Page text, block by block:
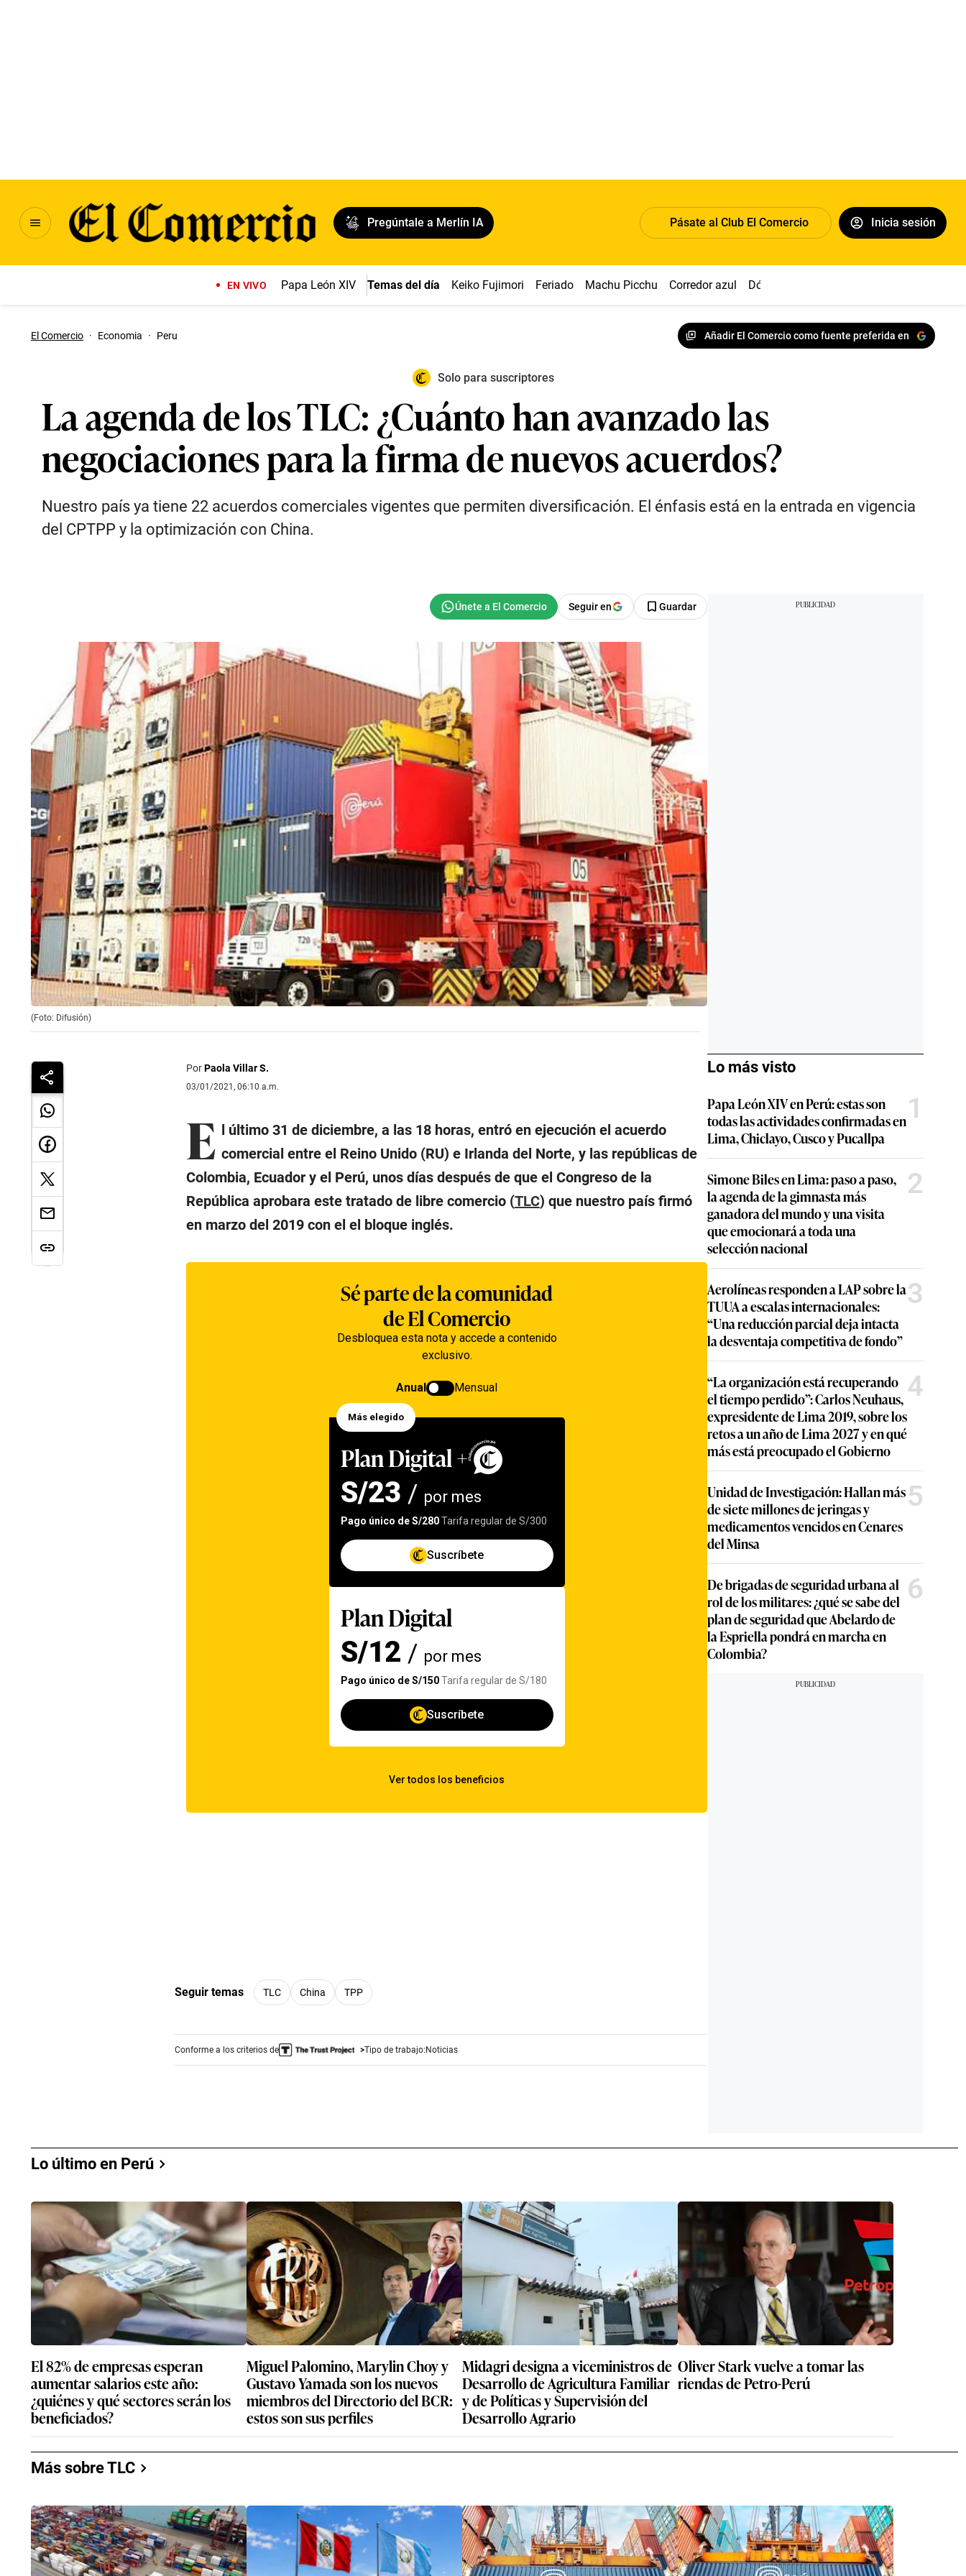
Pregúntale a Merlín IA Pásate al Club El Comercio Inicia sesión
EN VIVO Papa León XIV Temas del día Keiko Fujimori Feriado Machu Picchu Corredor azul Dólar
El Comercio · Economia · Peru Añadir El Comercio como fuente preferida en
Solo para suscriptores
La agenda de los TLC: ¿Cuánto han avanzado las
negociaciones para la firma de nuevos acuerdos?
Nuestro país ya tiene 22 acuerdos comerciales vigentes que permiten diversificación. El énfasis está en la entrada en vigencia
del CPTPP y la optimización con China.
Seguir en Guardar
(Foto: Difusión)
PorPaola Villar S.
03/01/2021, 06:10 a.m.
E l último 31 de diciembre, a las 18 horas, entró en ejecución el acuerdo
comercial entre el Reino Unido (RU) e Irlanda del Norte, y las repúblicas de
Colombia, Ecuador y el Perú, unos días después de que el Congreso de la
República aprobara este tratado de libre comercio (TLC) que nuestro país firmó
en marzo del 2019 con el el bloque inglés.
Seguir temas TLC China TPP
Conforme a los criterios de Tipo de trabajo: Noticias
Lo más visto
Papa León XIV en Perú: estas son
todas las actividades confirmadas en
Lima, Chiclayo, Cusco y Pucallpa
1
Simone Biles en Lima: paso a paso,
la agenda de la gimnasta más
ganadora del mundo y una visita
que emocionará a toda una
selección nacional
2
Aerolíneas responden a LAP sobre la
TUUA a escalas internacionales:
“Una reducción parcial deja intacta
la desventaja competitiva de fondo”
3
“La organización está recuperando
el tiempo perdido”: Carlos Neuhaus,
expresidente de Lima 2019, sobre los
retos a un año de Lima 2027 y en qué
más está preocupado el Gobierno
4
Unidad de Investigación: Hallan más
de siete millones de jeringas y
medicamentos vencidos en Cenares
del Minsa
5
De brigadas de seguridad urbana al
rol de los militares: ¿qué se sabe del
plan de seguridad que Abelardo de
la Espriella pondrá en marcha en
Colombia?
6
Lo último en Perú
El 82% de empresas esperan
aumentar salarios este año:
¿quiénes y qué sectores serán los
beneficiados?
Miguel Palomino, Marylin Choy y
Gustavo Yamada son los nuevos
miembros del Directorio del BCR:
estos son sus perfiles
Midagri designa a viceministros de
Desarrollo de Agricultura Familiar
y de Políticas y Supervisión del
Desarrollo Agrario
Oliver Stark vuelve a tomar las
riendas de Petro-Perú
Más sobre TLC